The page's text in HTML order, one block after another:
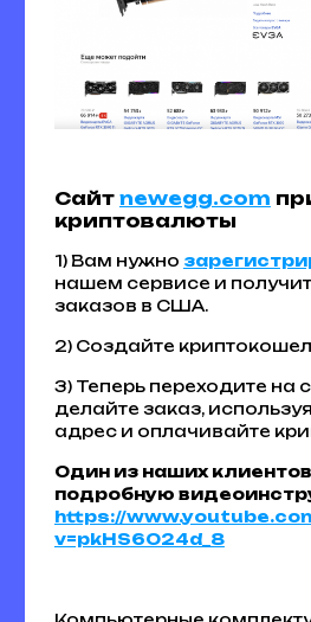
Сайт newegg.com
криптовалюты
1) Вам нужно
нашем сервисе и
заказов в США.
2) Создайте
3) Теперь переходите на
делайте заказ,
адрес и оплачивайте
Один из наших
подробную
https://
v=pkHS6O24d_8